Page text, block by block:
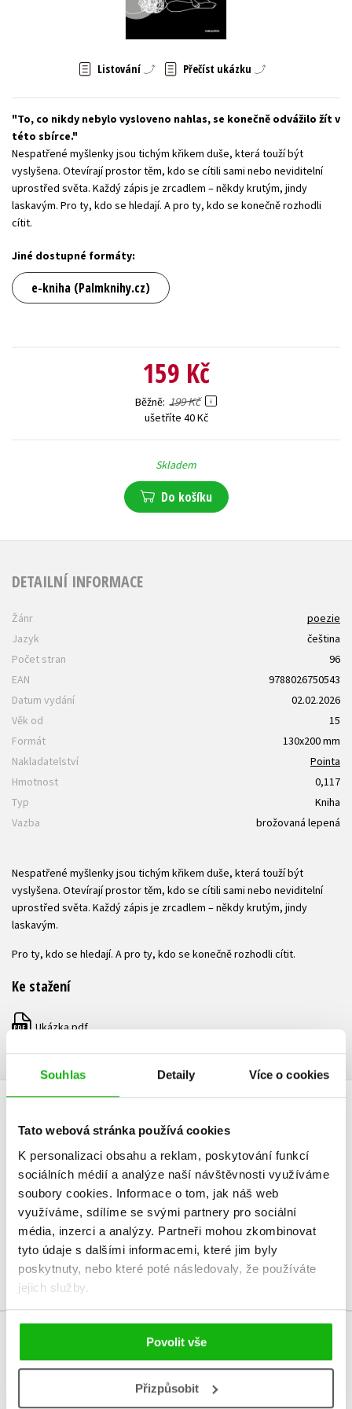
Souhlas Detaily Více o cookies
Tato webová stránka používá cookies
K personalizaci obsahu a reklam, poskytování funkcí
sociálních médií a analýze naší návštěvnosti využíváme
soubory cookies. Informace o tom, jak náš web
využíváme, sdílíme se svými partnery pro sociální
média, inzerci a analýzy. Partneři mohou zkombinovat
tyto údaje s dalšími informacemi, které jim byly
poskytnuty, nebo které poté následovaly, že používáte
jejich služby.
Povolit vše
Přizpůsobit
Zahraniční literatura
Listování Přečíst ukázku
To, co nikdy nebylo vysloveno nahlas, se konečně odvážilo žít v
této sbírce.
Nespatřené myšlenky jsou tichým křikem duše, která touží být
vyslyšena. Otevírají prostor těm, kdo se cítili sami nebo neviditelní
uprostřed světa. Každý zápis je zrcadlem – někdy krutým, jindy
laskavým. Pro ty, kdo se hledají. A pro ty, kdo se konečně rozhodli
cítit.
Jiné dostupné formáty:
e-kniha (Palmknihy.cz)
159 Kč
Běžně 199 Kč
ušetříte 40 Kč
Skladem
Do košíku
DETAILNÍ INFORMACE
Žánr
poezie
Jazyk
čeština
Počet stran
96
EAN
9788026750543
Datum vydání
02.02.2026
Věk od
15
Formát
130x200 mm
Nakladatelství
Pointa
Hmotnost
0,117
Typ
Kniha
Vazba
brožovaná lepená
Nespatřené myšlenky jsou tichým křikem duše, která touží být
vyslyšena. Otevírají prostor těm, kdo se cítili sami nebo neviditelní
uprostřed světa. Každý zápis je zrcadlem – někdy krutým, jindy
laskavým.
Pro ty, kdo se hledají. A pro ty, kdo se konečně rozhodli cítit.
Ke stažení
PDF Ukázka.pdf
HODNOCENÍ ČTENÁŘŮ
V současné době nejsou vytvořena žádná uživatelská hodnocení.
Vaše hodnocení
Uživatelskou recenzi mohou vkládat pouze registrovaní uživatelé
Přihlásit
MOHLO BY VÁS TAKÉ ZAJÍMAT